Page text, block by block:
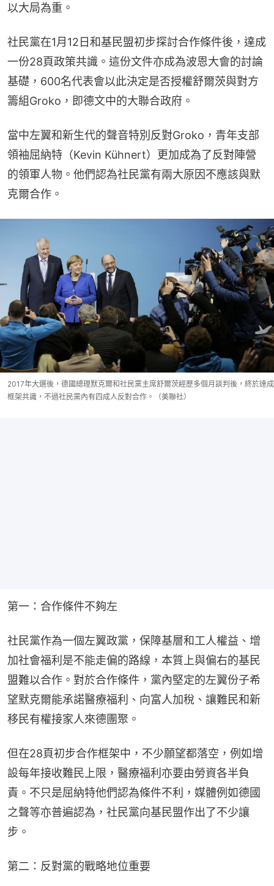
以大局為重。
社民黨在1月12日和基民盟初步探討合作條件後，達成
一份28頁政策共識。這份文件亦成為波恩大會的討論
基礎，600名代表會以此決定是否授權舒爾茨與對方
籌組Groko，即德文中的大聯合政府。
當中左翼和新生代的聲音特別反對Groko，青年支部
領袖屈納特（Kevin Kühnert）更加成為了反對陣營
的領軍人物。他們認為社民黨有兩大原因不應該與默
克爾合作。
2017年大選後，德國總理默克爾和社民黨主席舒爾茨經歷多個月談判後，終於達成
框架共識，不過社民黨內有四成人反對合作。（美聯社）
第一：合作條件不夠左
社民黨作為一個左翼政黨，保障基層和工人權益、增
加社會福利是不能走偏的路線，本質上與偏右的基民
盟難以合作。對於合作條件，黨內堅定的左翼份子希
望默克爾能承諾醫療福利、向富人加稅、讓難民和新
移民有權接家人來德團聚。
但在28頁初步合作框架中，不少願望都落空，例如增
設每年接收難民上限，醫療福利亦要由勞資各半負
責。不只是屈納特他們認為條件不利，媒體例如德國
之聲等亦普遍認為，社民黨向基民盟作出了不少讓
步。
第二：反對黨的戰略地位重要